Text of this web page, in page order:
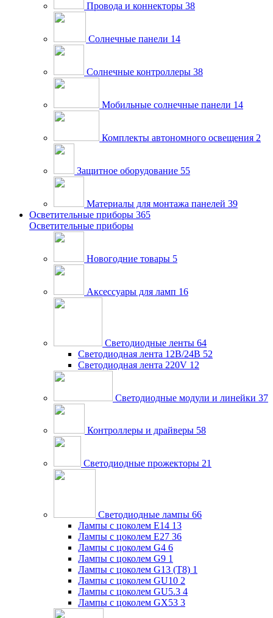
Провода и коннекторы 38
Солнечные панели 14
Солнечные контроллеры 38
Мобильные солнечные панели 14
Комплекты автономного освещения 2
Защитное оборудование 55
Материалы для монтажа панелей 39
Осветительные приборы 365
Осветительные приборы
Новогодние товары 5
Аксессуары для ламп 16
Светодиодные ленты 64
Светодиодная лента 12В/24В 52
Светодиодная лента 220V 12
Светодиодные модули и линейки 37
Контроллеры и драйверы 58
Светодиодные прожекторы 21
Светодиодные лампы 66
Лампы с цоколем E14 13
Лампы с цоколем E27 36
Лампы с цоколем G4 6
Лампы с цоколем G9 1
Лампы с цоколем G13 (Т8) 1
Лампы с цоколем GU10 2
Лампы с цоколем GU5.3 4
Лампы с цоколем GX53 3